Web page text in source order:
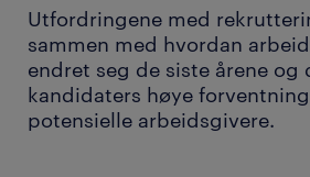
Utfordringene med
sammen med hvordan
endret seg de siste årene og
kandidaters høye
potensielle arbeidsgivere.